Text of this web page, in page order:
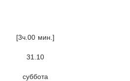
[3ч.00 мин.]
31.10
суббота